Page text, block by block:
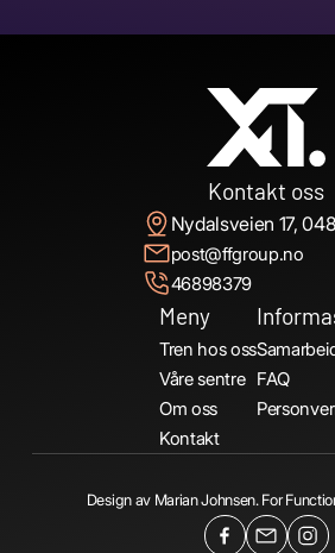
Kontakt oss
Nydalsveien 17,
post@ffgroup.no
46898379
Meny
Tren hos oss
Våre sentre
Om oss
Kontakt
FAQ
Design av Marian Johnsen. For